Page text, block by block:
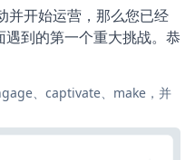
开始运营，那么您已经
到的第一个重大挑战。恭
、captivate、make，并